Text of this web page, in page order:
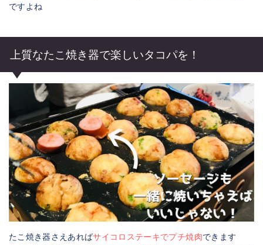
ですよね
上質なたこ焼き器で楽しいタコパを！
たこ焼き器さえあればサイコロステーキでプチ焼肉できます